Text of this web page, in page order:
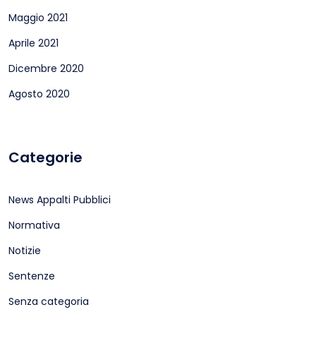
Maggio 2021
Aprile 2021
Dicembre 2020
Agosto 2020
Categorie
News Appalti Pubblici
Normativa
Notizie
Sentenze
Senza categoria